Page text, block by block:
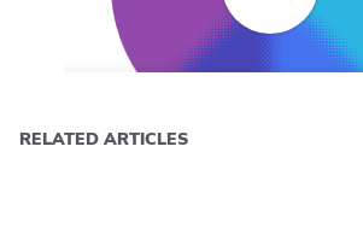
RELATED ARTICLES